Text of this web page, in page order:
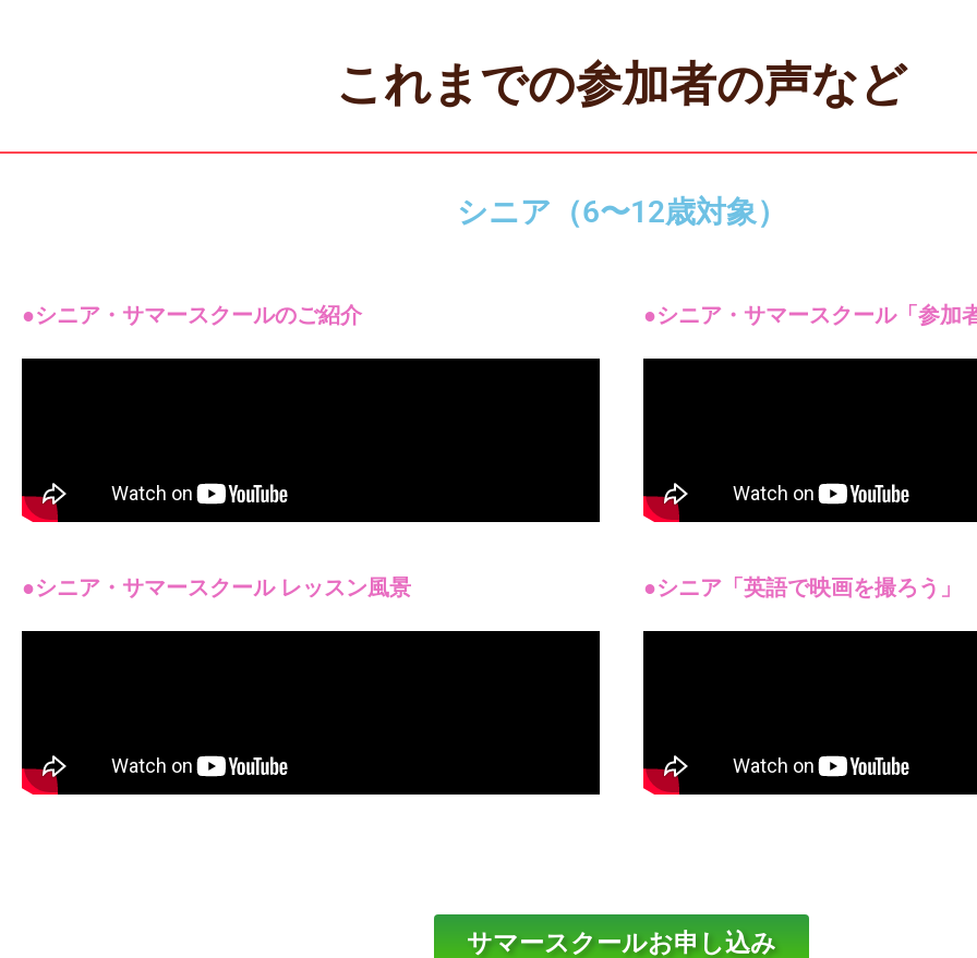
これまでの参加者の声など
シニア（6〜12歳対象）
●シニア・サマースクールのご紹介 ●シニア・サマースクール「参加
●シニア・サマースクール レッスン風景 ●シニア「英語で映画を撮ろう」
サマースクールお申し込み